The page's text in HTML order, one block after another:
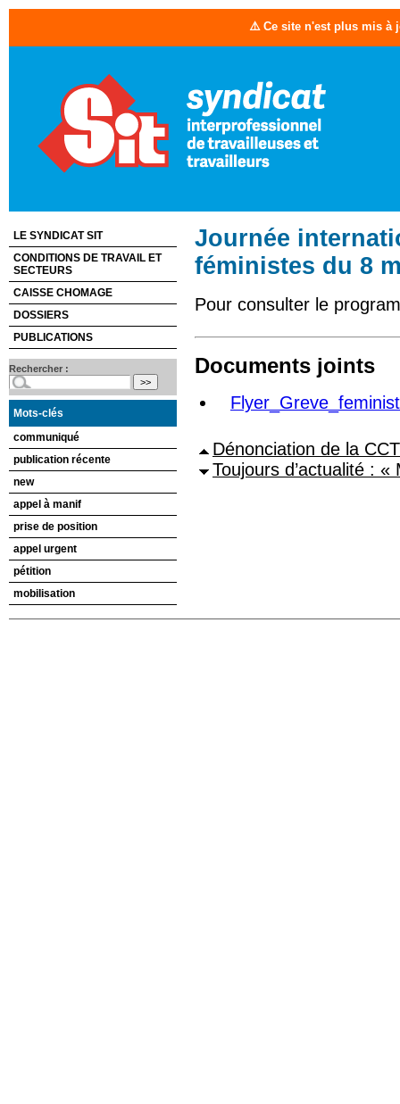
⚠️ Ce site n'est plus mis à
Journée
féministes du 8
Pour consulter le
Documents joints
Dénonciation de la
Toujours d’actualité :
LE SYNDICAT SIT
CONDITIONS DE TRAVAIL ET
SECTEURS
CAISSE CHOMAGE
DOSSIERS
PUBLICATIONS
Rechercher :
Mots-clés
communiqué
publication récente
new
appel à manif
prise de position
appel urgent
pétition
mobilisation